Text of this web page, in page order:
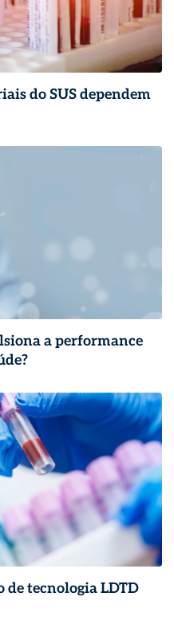
do SUS dependem
a performance
de tecnologia LDTD